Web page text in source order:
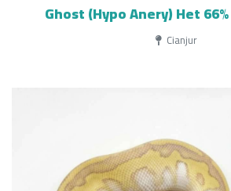
Ghost (Hypo Anery) Het
Cianjur